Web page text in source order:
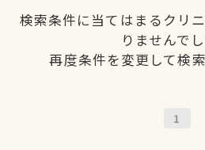
検索条件に当てはまるクリ
りませんでし
再度条件を変更して検
1